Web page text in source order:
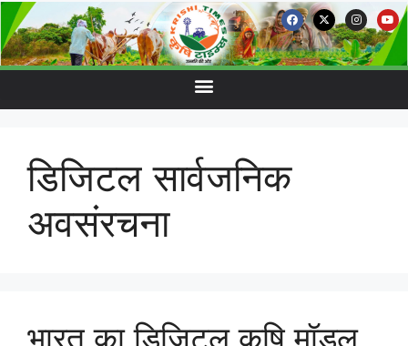
डिजिटल सार्वजनिक
अवसंरचना
भारत का डिजिटल कृषि मॉडल